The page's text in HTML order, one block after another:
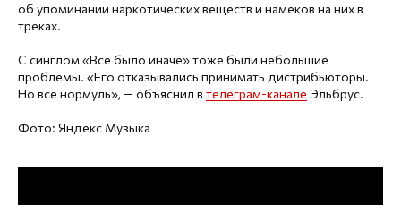
об упоминании наркотических веществ и намеков на них в
треках.
С синглом «Все было иначе» тоже были небольшие
проблемы. «Его отказывались принимать дистрибьюторы.
Но всё нормуль», — объяснил в телеграм-канале Эльбрус.
Фото: Яндекс Музыка